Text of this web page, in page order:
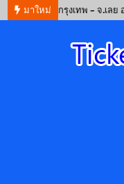
มาใหม่
งรถทัวร์ กรุงเทพ – จ.เลย ออน